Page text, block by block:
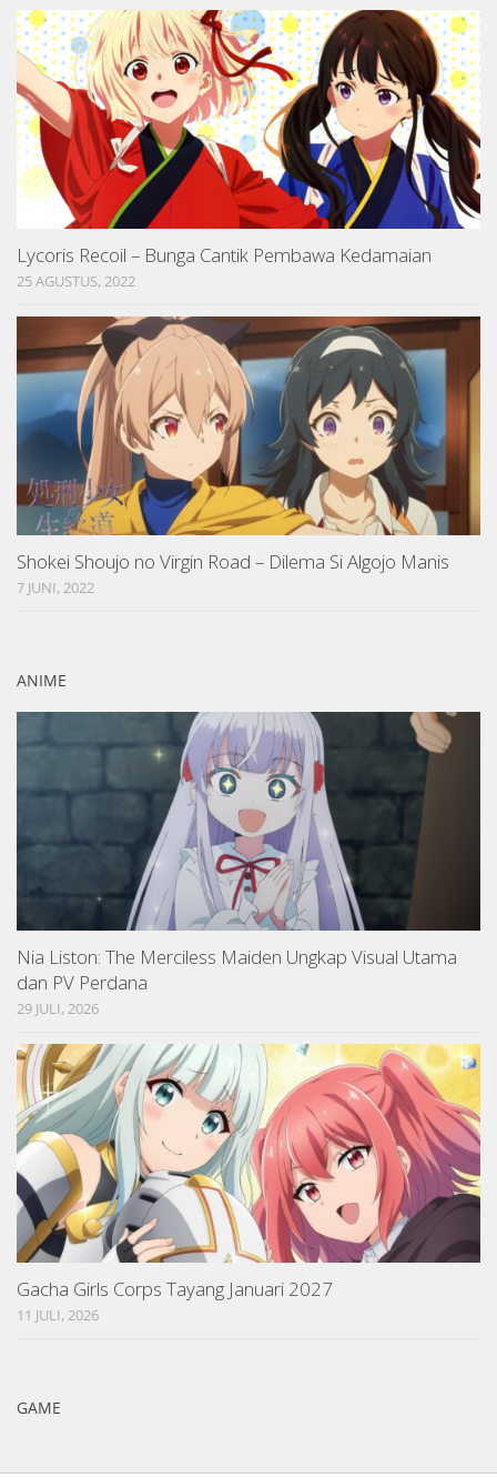
Lycoris Recoil – Bunga Cantik Pembawa Kedamaian
25 AGUSTUS, 2022
Shokei Shoujo no Virgin Road – Dilema Si Algojo Manis
7 JUNI, 2022
ANIME
Nia Liston: The Merciless Maiden Ungkap Visual Utama
dan PV Perdana
29 JULI, 2026
Gacha Girls Corps Tayang Januari 2027
11 JULI, 2026
GAME